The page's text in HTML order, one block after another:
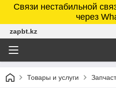
Связи нестабильной
через
zapbt.kz
Товары и услуги